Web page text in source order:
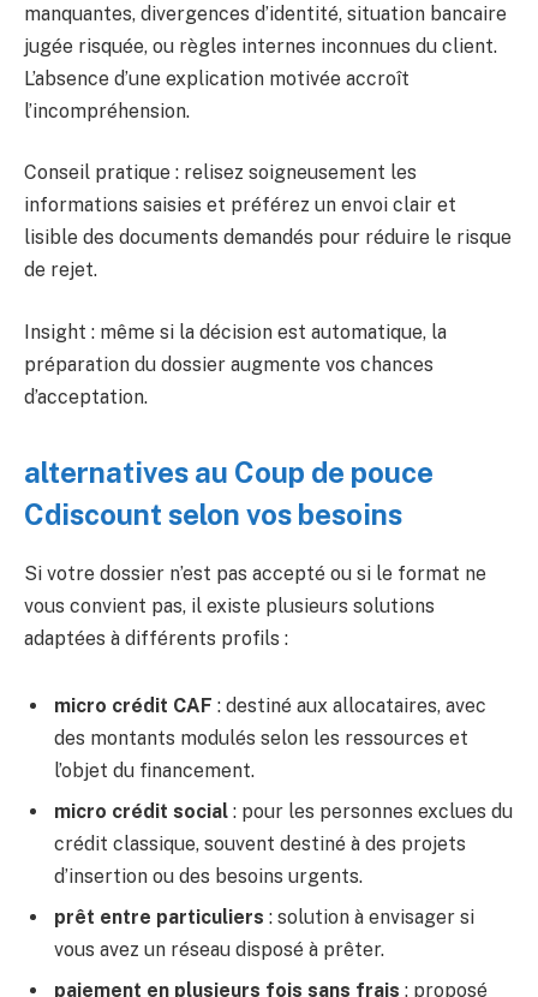
manquantes, divergences d’identité, situation bancaire
jugée risquée, ou règles internes inconnues du client.
L’absence d’une explication motivée accroît
l’incompréhension.
Conseil pratique : relisez soigneusement les
informations saisies et préférez un envoi clair et
lisible des documents demandés pour réduire le risque
de rejet.
Insight : même si la décision est automatique, la
préparation du dossier augmente vos chances
d’acceptation.
alternatives au Coup de pouce
Cdiscount selon vos besoins
Si votre dossier n’est pas accepté ou si le format ne
vous convient pas, il existe plusieurs solutions
adaptées à différents profils :
micro crédit CAF : destiné aux allocataires, avec
des montants modulés selon les ressources et
l’objet du financement.
micro crédit social : pour les personnes exclues du
crédit classique, souvent destiné à des projets
d’insertion ou des besoins urgents.
prêt entre particuliers : solution à envisager si
vous avez un réseau disposé à prêter.
paiement en plusieurs fois sans frais : proposé